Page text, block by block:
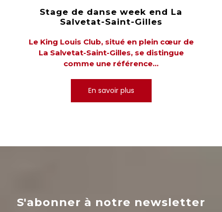
Stage de danse week end La
Salvetat-Saint-Gilles
Le King Louis Club, situé en plein cœur de
La Salvetat-Saint-Gilles, se distingue
comme une référence...
En savoir plus
S'abonner à notre newsletter